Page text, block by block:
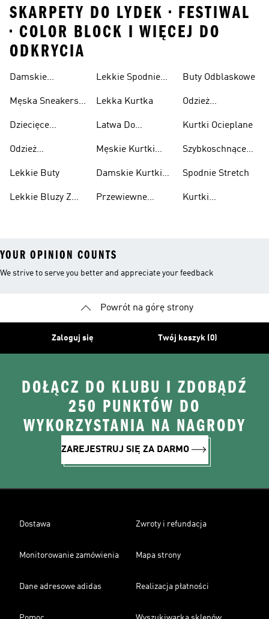
SKARPETY DO LYDEK • FESTIWAL
• COLOR BLOCK I WIĘCEJ DO
ODKRYCIA
Damskie
Przewiewne
Męska Sneakersy
Dziecięce
Przewiewne
Odzież
Lekkie Buty
Lekkie Bluzy Z
Lekkie Spodnie
Lekka Kurtka
Latwa Do
Kurtki
Męskie Kurtki
Damskie Kurtki
Przewiewne
Buty Odblaskowe
Odzież
Kurtki Ocieplane
Szybkoschnące
Spodnie Stretch
Kurtki
YOUR OPINION COUNTS
We strive to serve you better and appreciate your feedback
Powrót na górę strony
Zaloguj się Twój koszyk (0)
DOŁĄCZ DO KLUBU I ZDOBĄDŹ
250 PUNKTÓW DO
WYKORZYSTANIA NA NAGRODY
ZAREJESTRUJ SIĘ ZA DARMO
Dostawa Zwroty i refundacja
Monitorowanie zamówienia Mapa strony
Dane adresowe adidas Realizacja płatności